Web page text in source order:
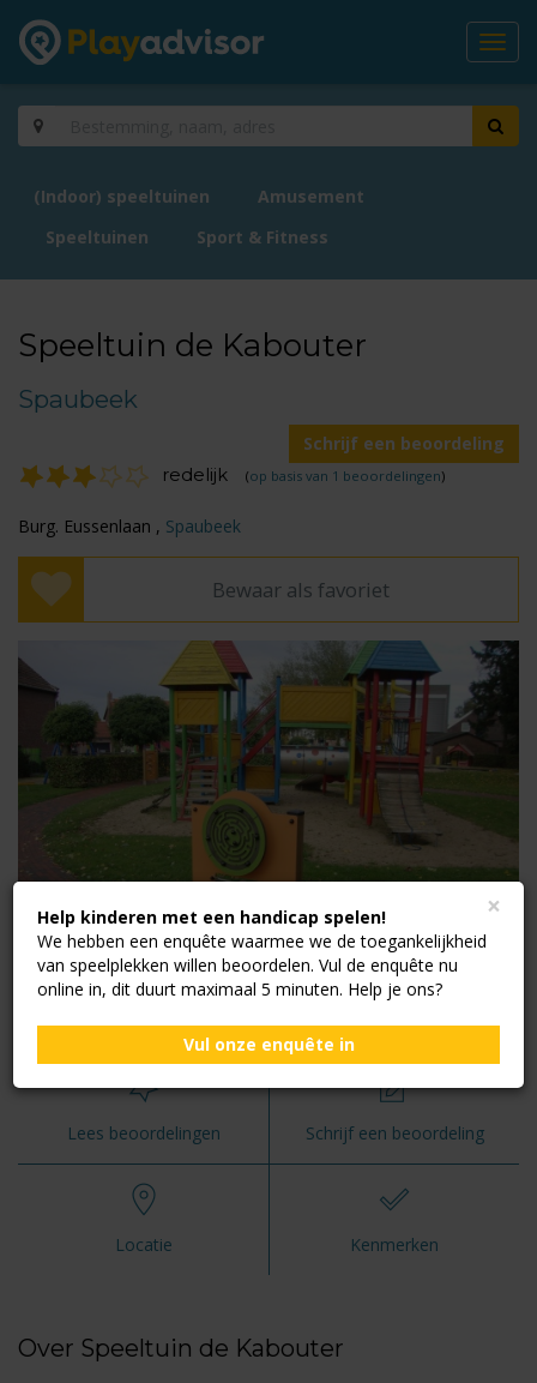
(Indoor) speeltuinen
Amusement
Speeltuinen
Sport & Fitness
Speeltuin de Kabouter
Spaubeek
Schrijf een beoordeling
redelijk (op basis van 1 beoordelingen)
Burg. Eussenlaan , Spaubeek
Bewaar als favoriet
Lees beoordelingen Schrijf een beoordeling
Locatie Kenmerken
Over Speeltuin de Kabouter
×
Help kinderen met een handicap spelen!
We hebben een enquête waarmee we de toegankelijkheid
van speelplekken willen beoordelen. Vul de enquête nu
online in, dit duurt maximaal 5 minuten. Help je ons?
Vul onze enquête in